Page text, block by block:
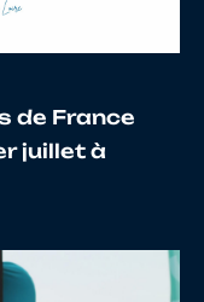
de France
juillet à